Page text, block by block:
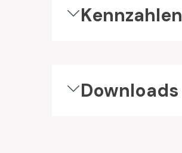
Kennzahlen
Downloads